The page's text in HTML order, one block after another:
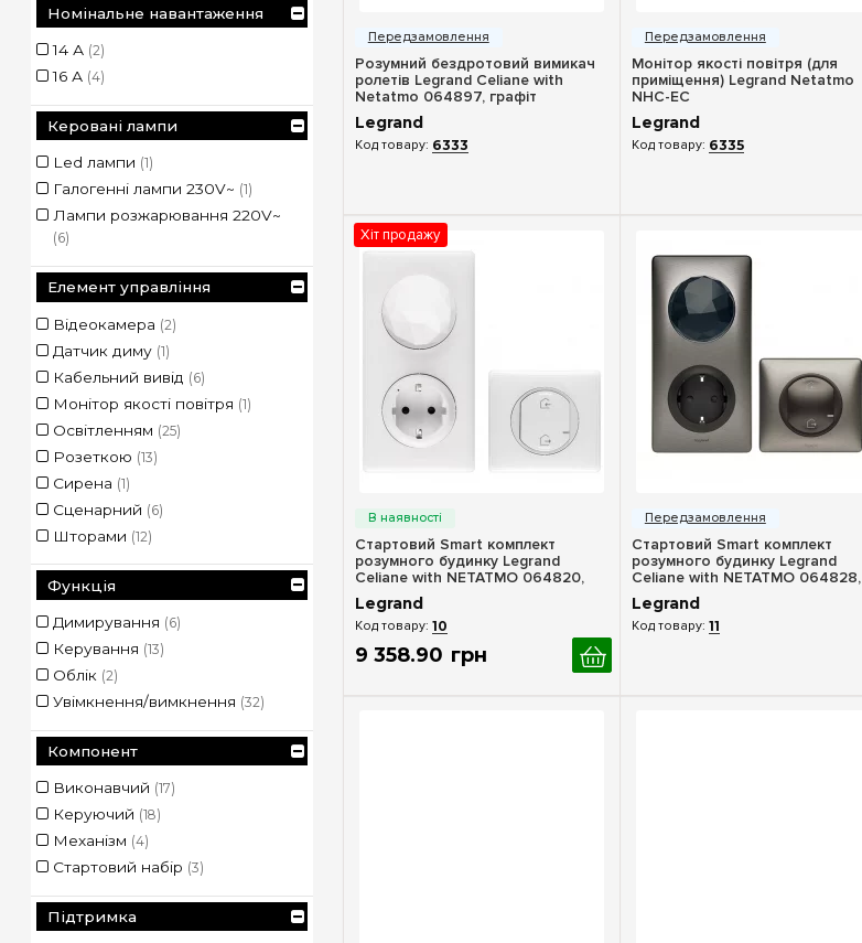
Розумний бездротовий вимикач
ролетів Legrand Celiane with
Netatmo 064897, графіт
Legrand
6333
Монітор якості повітря (для
приміщення) Legrand Netatmo
NHC-EC
Legrand
6335
Хіт продажу
Стартовий Smart комплект
розумного будинку Legrand
Celiane with NETATMO 064820,
білий
Legrand
10
9 358.90 грн
Стартовий Smart комплект
розумного будинку Legrand
Celiane with NETATMO 064828,
графіт
Legrand
11
Номінальне навантаження
14 А (2)
16 А (4)
Керовані лампи
Led лампи (1)
Галогенні лампи 230V~ (1)
Лампи розжарювання 220V~
(6)
Елемент управління
Відеокамера (2)
Датчик диму (1)
Кабельний вивід (6)
Монітор якості повітря (1)
Освітленням (25)
Розеткою (13)
Сирена (1)
Сценарний (6)
Шторами (12)
Функція
Димирування (6)
Керування (13)
Облік (2)
Увімкнення/вимкнення (32)
Компонент
Виконавчий (17)
Керуючий (18)
Механізм (4)
Стартовий набір (3)
Підтримка